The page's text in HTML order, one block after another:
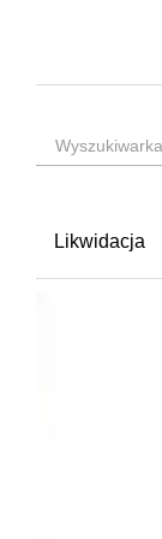
Likwidacja